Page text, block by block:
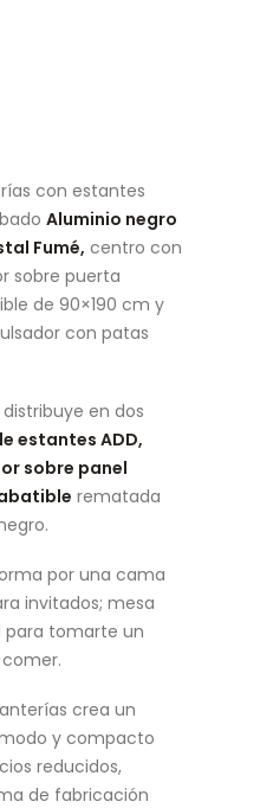
con estantes
Aluminio negro
Fumé, centro con
sobre puerta
de 90×190 cm y
con patas
en dos
estantes ADD,
sobre panel
rematada
por una cama
invitados; mesa
para tomarte un
crea un
y compacto
reducidos,
de fabricación